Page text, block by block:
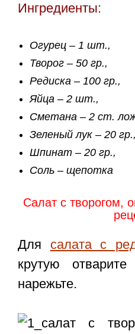
Ингредиенты:
Огурец – 1 шт.,
Творог – 50 гр.,
Редиска – 100 гр.,
Яйца – 2 шт.,
Сметана – 2 ст.
Зеленый лук – 20 гр.,
Шпинат – 20 гр.,
Соль – щепотка
Салат с творогом,
Для салата с
крутую
нарежьте.